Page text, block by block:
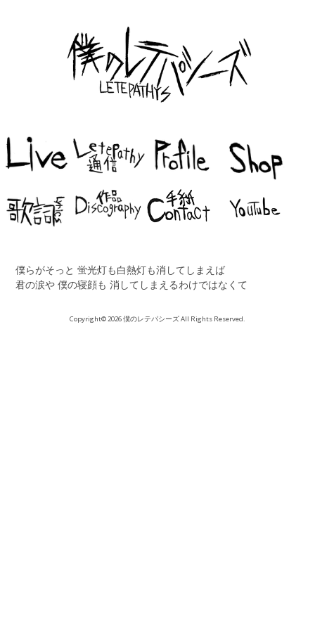
僕らがそっと 蛍光灯も白熱灯も消してしまえば
君の涙や 僕の寝顔も 消してしまえるわけではなくて
Copyright© 2026 僕のレテパシーズ All Rights Reserved.